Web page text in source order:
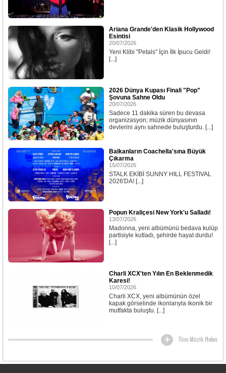
Ariana Grande'den Klasik Hollywood
Esintisi
20/07/2026
Yeni Klibi "Petals" İçin İlk İpucu Geldi!
[...]
2026 Dünya Kupası Finali "Pop"
Şovuna Sahne Oldu
20/07/2026
Sadece 11 dakika süren bu devasa
organizasyon; müzik dünyasının
devlerini aynı sahnede buluşturdu. [...]
Balkanların Coachella'sına Büyük
Çıkarma
15/07/2026
STALK EKİBİ SUNNY HILL FESTIVAL
2026'DA! [...]
Popun Kraliçesi New York'u Salladı!
13/07/2026
Madonna, yeni albümünü bedava kulüp
partisiyle kutladı, şehirde hayat durdu!
[...]
Charli XCX'ten Yılın En Beklenmedik
Karesi!
10/07/2026
Charli XCX, yeni albümünün özel
kapak görselinde ikonlarıyla ikonik bir
mutfakta buluştu. [...]
Tüm Müzik Haber